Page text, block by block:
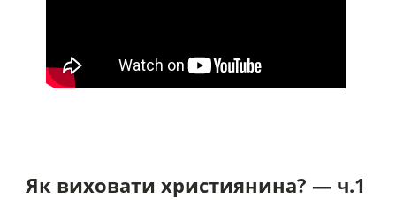
Як виховати християнина? — ч.1